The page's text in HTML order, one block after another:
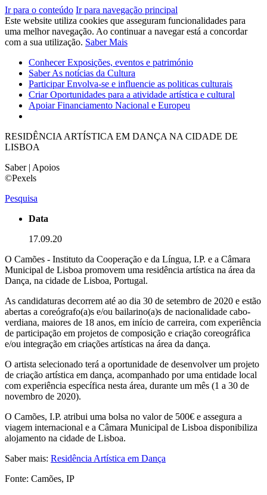
Ir para o conteúdo Ir para navegação principal
Este website utiliza cookies que asseguram funcionalidades para
uma melhor navegação. Ao continuar a navegar está a concordar
com a sua utilização. Saber Mais
ConhecerExposições, eventos e património
SaberAs notícias da Cultura
ParticiparEnvolva-se e influencie as politicas culturais
CriarOportunidades para a atividade artística e cultural
ApoiarFinanciamento Nacional e Europeu
RESIDÊNCIA ARTÍSTICA EM DANÇA NA CIDADE DE
LISBOA
Saber | Apoios
©Pexels
Pesquisa
Data
17.09.20
O Camões - Instituto da Cooperação e da Língua, I.P. e a Câmara
Municipal de Lisboa promovem uma residência artística na área da
Dança, na cidade de Lisboa, Portugal.
As candidaturas decorrem até ao dia 30 de setembro de 2020 e estão
abertas a coreógrafo(a)s e/ou bailarino(a)s de nacionalidade cabo-
verdiana, maiores de 18 anos, em início de carreira, com experiência
de participação em projetos de composição e criação coreográfica
e/ou integração em criações artísticas na área da dança.
O artista selecionado terá a oportunidade de desenvolver um projeto
de criação artística em dança, acompanhado por uma entidade local
com experiência específica nesta área, durante um mês (1 a 30 de
novembro de 2020).
O Camões, I.P. atribui uma bolsa no valor de 500€ e assegura a
viagem internacional e a Câmara Municipal de Lisboa disponibiliza
alojamento na cidade de Lisboa.
Saber mais: Residência Artística em Dança
Fonte: Camões, IP